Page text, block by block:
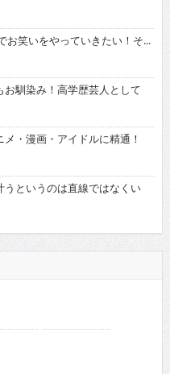
お笑いをやっていきたい！そ...
馴染み！高学歴芸人として
・漫画・アイドルに精通！
というのは直線ではなくい